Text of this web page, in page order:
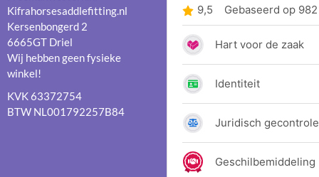
Kifrahorsesaddlefitting.nl
Kersenbongerd 2
6665GT Driel
Wij hebben geen fysieke
winkel!
KVK 63372754
BTW NL001792257B84